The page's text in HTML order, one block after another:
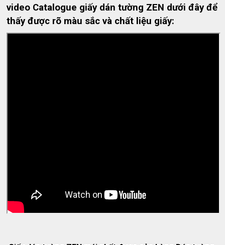
video Catalogue giấy dán tường ZEN dưới đây để
thấy được rõ màu sắc và chất liệu giấy: